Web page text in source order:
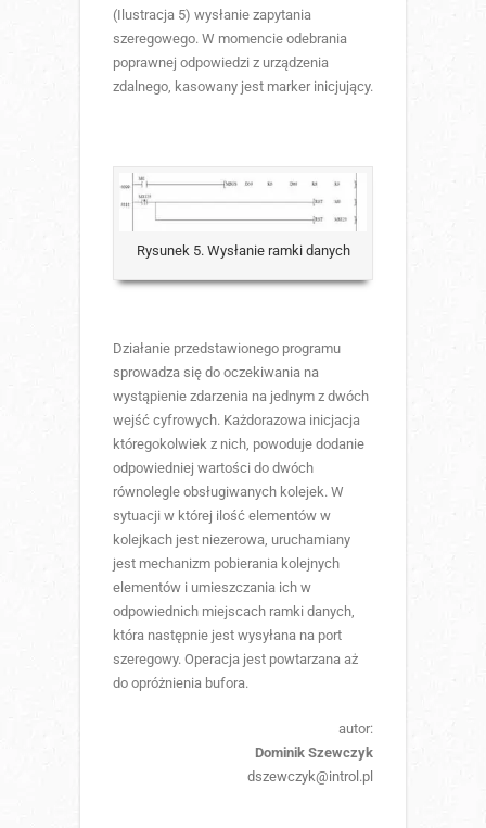
(Ilustracja 5) wysłanie zapytania
szeregowego. W momencie odebrania
poprawnej odpowiedzi z urządzenia
zdalnego, kasowany jest marker inicjujący.
Rysunek 5. Wysłanie ramki danych
Działanie przedstawionego programu
sprowadza się do oczekiwania na
wystąpienie zdarzenia na jednym z dwóch
wejść cyfrowych. Każdorazowa inicjacja
któregokolwiek z nich, powoduje dodanie
odpowiedniej wartości do dwóch
równolegle obsługiwanych kolejek. W
sytuacji w której ilość elementów w
kolejkach jest niezerowa, uruchamiany
jest mechanizm pobierania kolejnych
elementów i umieszczania ich w
odpowiednich miejscach ramki danych,
która następnie jest wysyłana na port
szeregowy. Operacja jest powtarzana aż
do opróżnienia bufora.
autor:
Dominik Szewczyk
dszewczyk@introl.pl